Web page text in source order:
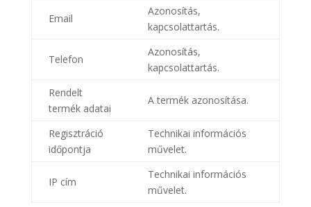
Email
Azonosítás,
kapcsolattartás.
Telefon
Azonosítás,
kapcsolattartás.
Rendelt
termék adatai
A termék azonosítása.
Regisztráció
időpontja
Technikai információs
művelet.
IP cím
Technikai információs
művelet.